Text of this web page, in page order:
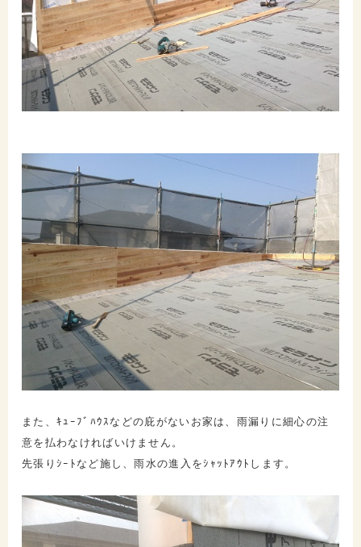
また、ｷｭｰﾌﾞﾊｳｽなどの庇がないお家は、雨漏りに細心の注
意を払わなければいけません。
先張りｼｰﾄなど施し、雨水の進入をｼｬｯﾄｱｳﾄします。